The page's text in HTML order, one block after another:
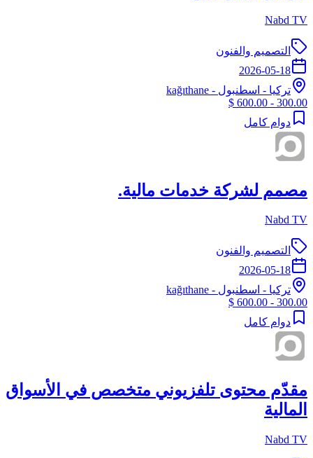
Nabd TV
التصميم والفنون
2026-05-18
تركيا - اسطنبول - kağıthane
300.00 - 600.00 $
دوام كامل
مصمم لشركة خدمات مالية.
Nabd TV
التصميم والفنون
2026-05-18
تركيا - اسطنبول - kağıthane
300.00 - 600.00 $
دوام كامل
مقدّم محتوى تلفزيوني متخصص في الأسواق
المالية
Nabd TV